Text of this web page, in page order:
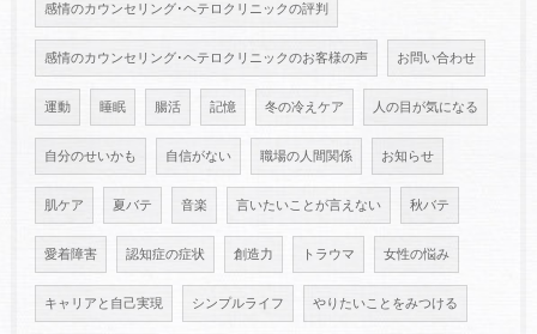
感情のカウンセリング･ヘテロクリニックの評判
感情のカウンセリング･ヘテロクリニックのお客様の声 お問い合わせ
運動 睡眠 腸活 記憶 冬の冷えケア 人の目が気になる
自分のせいかも 自信がない 職場の人間関係 お知らせ
肌ケア 夏バテ 音楽 言いたいことが言えない 秋バテ
愛着障害 認知症の症状 創造力 トラウマ 女性の悩み
キャリアと自己実現 シンプルライフ やりたいことをみつける